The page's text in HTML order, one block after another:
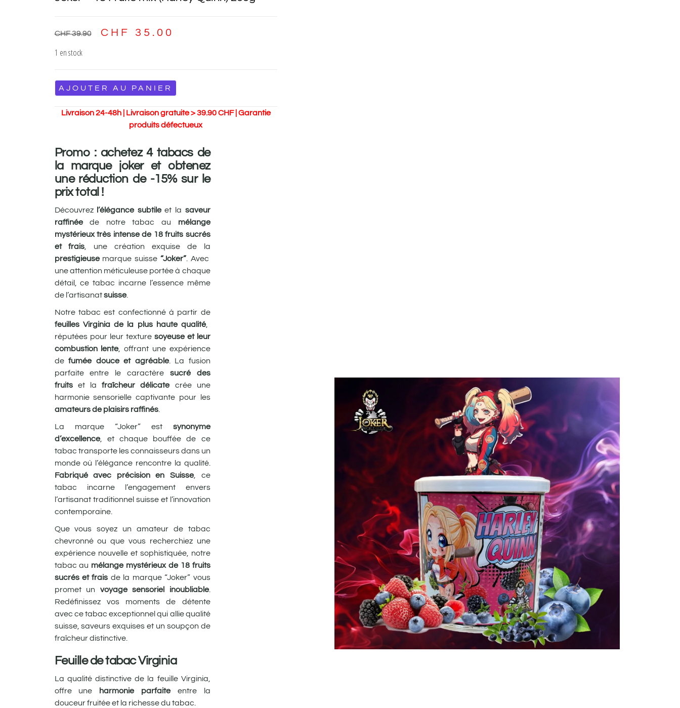
CHF39.90 CHF
35.00
1 en stock
AJOUTER AU PANIER
Livraison 24-48h | Livraison gratuite > 39.90 CHF | Garantie
produits défectueux
Promo : achetez 4 tabacs de
la marque joker et obtenez
une réduction de -15% sur le
prix total !
Découvrezl’élégance subtileet la saveur
raffinéede notre tabac au mélange
mystérieux très intense de 18 fruits sucrés
et frais, une création exquise de la
prestigieusemarque suisse“Joker”. Avec
une attention méticuleuse portée à chaque
détail, ce tabac incarne l’essence même
de l’artisanatsuisse.
Notre tabac est confectionné à partir de
feuilles Virginia de la plus haute qualité,
réputées pour leur texture soyeuse et leur
combustion lente, offrant une expérience
defumée douce et agréable. La fusion
parfaite entre le caractère sucré des
fruitset lafraîcheur délicatecrée une
harmonie sensorielle captivante pour les
amateurs de plaisirs raffinés.
La marque “Joker” est synonyme
d’excellence, et chaque bouffée de ce
tabac transporte les connaisseurs dans un
monde où l’élégance rencontre la qualité.
Fabriqué avec précision en Suisse, ce
tabac incarne l’engagement envers
l’artisanat traditionnel suisse et l’innovation
contemporaine.
Que vous soyez un amateur de tabac
chevronné ou que vous recherchiez une
expérience nouvelle et sophistiquée, notre
tabac au mélange mystérieux de 18 fruits
sucrés et frais de la marque “Joker” vous
promet un voyage sensoriel inoubliable.
Redéfinissez vos moments de détente
avec ce tabac exceptionnel qui allie qualité
suisse, saveurs exquises et un soupçon de
fraîcheur distinctive.
Feuille de tabac Virginia
La qualité distinctive de la feuille Virginia,
offre une harmonie parfaiteentre la
douceur fruitée et la richesse du tabac.